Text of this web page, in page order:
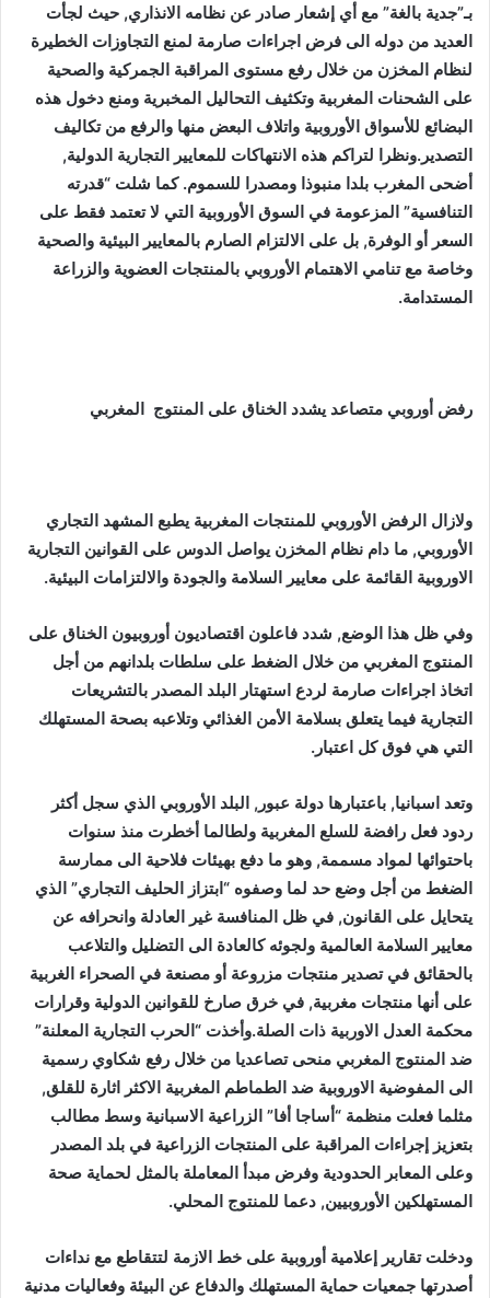
بـ”جدية بالغة” مع أي إشعار صادر عن نظامه الانذاري, حيث لجأت
العديد من دوله الى فرض اجراءات صارمة لمنع التجاوزات الخطيرة
لنظام المخزن من خلال رفع مستوى المراقبة الجمركية والصحية
على الشحنات المغربية وتكثيف التحاليل المخبرية ومنع دخول هذه
البضائع للأسواق الأوروبية واتلاف البعض منها والرفع من تكاليف
التصدير.ونظرا لتراكم هذه الانتهاكات للمعايير التجارية الدولية,
أضحى المغرب بلدا منبوذا ومصدرا للسموم. كما شلت “قدرته
التنافسية” المزعومة في السوق الأوروبية التي لا تعتمد فقط على
السعر أو الوفرة, بل على الالتزام الصارم بالمعايير البيئية والصحية
وخاصة مع تنامي الاهتمام الأوروبي بالمنتجات العضوية والزراعة
المستدامة.
رفض أوروبي متصاعد يشدد الخناق على المنتوج المغربي
ولازال الرفض الأوروبي للمنتجات المغربية يطبع المشهد التجاري
الأوروبي, ما دام نظام المخزن يواصل الدوس على القوانين التجارية
الاوروبية القائمة على معايير السلامة والجودة والالتزامات البيئية.
وفي ظل هذا الوضع, شدد فاعلون اقتصاديون أوروبيون الخناق على
المنتوج المغربي من خلال الضغط على سلطات بلدانهم من أجل
اتخاذ اجراءات صارمة لردع استهتار البلد المصدر بالتشريعات
التجارية فيما يتعلق بسلامة الأمن الغذائي وتلاعبه بصحة المستهلك
التي هي فوق كل اعتبار.
وتعد اسبانيا, باعتبارها دولة عبور, البلد الأوروبي الذي سجل أكثر
ردود فعل رافضة للسلع المغربية ولطالما أخطرت منذ سنوات
باحتوائها لمواد مسممة, وهو ما دفع بهيئات فلاحية الى ممارسة
الضغط من أجل وضع حد لما وصفوه “ابتزاز الحليف التجاري” الذي
يتحايل على القانون, في ظل المنافسة غير العادلة وانحرافه عن
معايير السلامة العالمية ولجوئه كالعادة الى التضليل والتلاعب
بالحقائق في تصدير منتجات مزروعة أو مصنعة في الصحراء الغربية
على أنها منتجات مغربية, في خرق صارخ للقوانين الدولية وقرارات
محكمة العدل الاوربية ذات الصلة.وأخذت “الحرب التجارية المعلنة”
ضد المنتوج المغربي منحى تصاعديا من خلال رفع شكاوي رسمية
الى المفوضية الاوروبية ضد الطماطم المغربية الاكثر اثارة للقلق,
مثلما فعلت منظمة “أساجا أفا” الزراعية الاسبانية وسط مطالب
بتعزيز إجراءات المراقبة على المنتجات الزراعية في بلد المصدر
وعلى المعابر الحدودية وفرض مبدأ المعاملة بالمثل لحماية صحة
المستهلكين الأوروبيين, دعما للمنتوج المحلي.
ودخلت تقارير إعلامية أوروبية على خط الازمة لتتقاطع مع نداءات
أصدرتها جمعيات حماية المستهلك والدفاع عن البيئة وفعاليات مدنية